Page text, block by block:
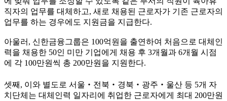
직자의 업무를 대체하고, 새로 채용된 근로자가 기존 근로자의
업무를 하는 경우에도 지원금을 지급한다.
아울러, 신한금융그룹은 100억원을 출연하여 처음으로 대체인
력을 채용한 50인 미만 기업에게 채용 후 3개월과 6개월 시점
에 각 100만원씩 총 200만원을 지원한다.
셋째, 이와 별도로 서울‧전북‧경북‧광주‧울산 등 5개 자
치단체는 대체인력 일자리에 취업한 근로자에게 최대 200만원